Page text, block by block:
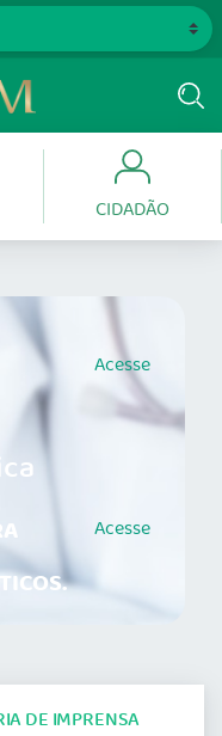
CIDADÃO
Acesse
Acesse
DE IMPRENSA